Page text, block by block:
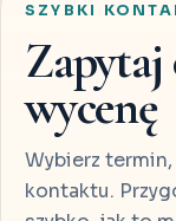
SZYBKI
Zapytaj
wycenę
Wybierz
kontaktu.